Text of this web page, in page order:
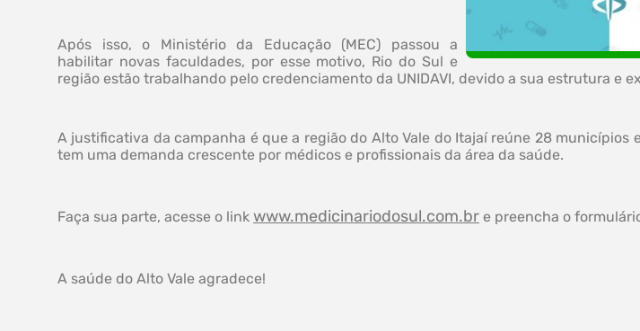
Após isso, o Ministério da Educação (MEC) passou a
habilitar novas faculdades, por esse motivo, Rio do Sul e
região estão trabalhando pelo credenciamento da UNIDAVI, devido a sua estrutura e
A justificativa da campanha é que a região do Alto Vale do Itajaí reúne 28
tem uma demanda crescente por médicos e profissionais da área da saúde.
Faça sua parte, acesse o link www.medicinariodosul.com.br e preencha o
A saúde do Alto Vale agradece!